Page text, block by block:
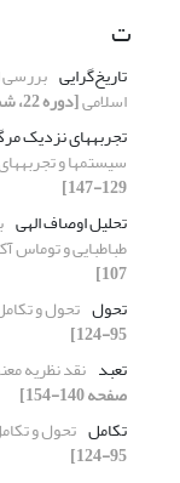
ت
تاریخ‌گرایی بررسی
اسلامی[دوره 22، شماره 88، 1392، صفحه 1096-127]
تجربه‏های نزدیک
سیستم‏ها و
129-147]
تحلیل اوصاف الهی
طباطبایی و توماس
107]
تحول تحول و
95-124]
تعبد نقد نظریه
صفحه 140-154]
تکامل تحول و
95-124]